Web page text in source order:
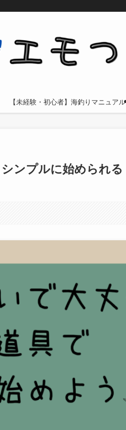
【未経験・初心者】海釣りマニュアル
ンプルに始められる